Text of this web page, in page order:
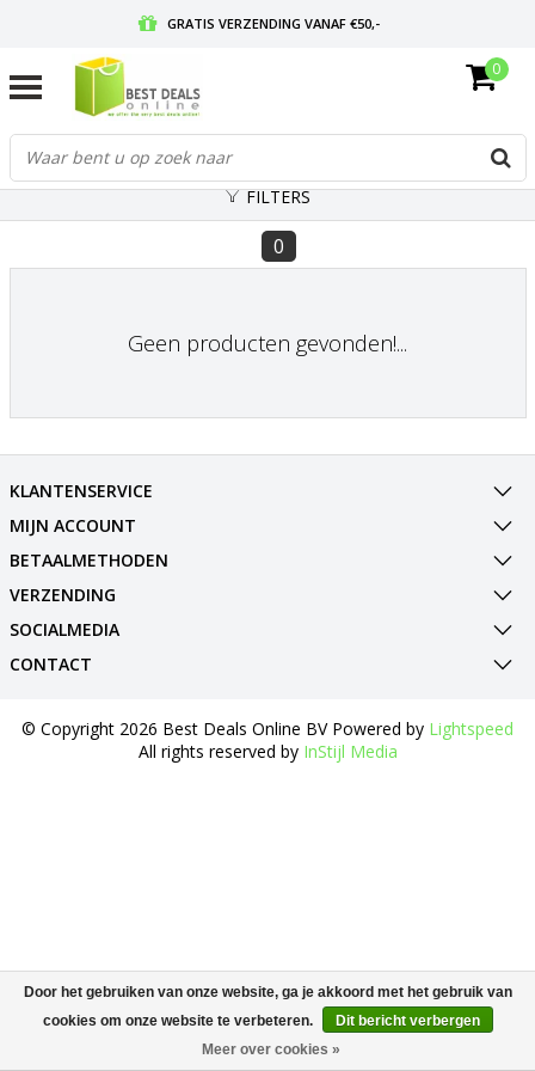
GRATIS VERZENDING VANAF €50,-
GRATIS RETOURNEREN EN 30 DAGEN BEDENKTIJD
0
FILTERS
0
Geen producten gevonden!...
KLANTENSERVICE
MIJN ACCOUNT
BETAALMETHODEN
VERZENDING
SOCIALMEDIA
CONTACT
© Copyright 2026 Best Deals Online BV Powered by Lightspeed
All rights reserved by InStijl Media
Door het gebruiken van onze website, ga je akkoord met het gebruik van
cookies om onze website te verbeteren.
Dit bericht verbergen
Meer over cookies »